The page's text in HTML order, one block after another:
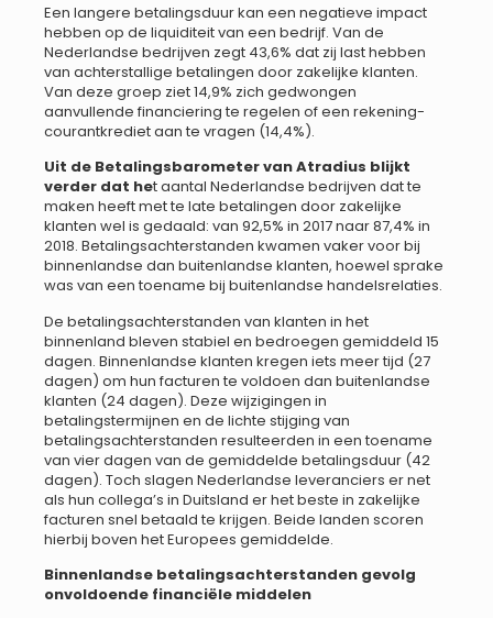
Een langere betalingsduur kan een negatieve impact
hebben op de liquiditeit van een bedrijf. Van de
Nederlandse bedrijven zegt 43,6% dat zij last hebben
van achterstallige betalingen door zakelijke klanten.
Van deze groep ziet 14,9% zich gedwongen
aanvullende financiering te regelen of een rekening-
courantkrediet aan te vragen (14,4%).
Uit de Betalingsbarometer van Atradius blijkt
verder dat het aantal Nederlandse bedrijven dat te
maken heeft met te late betalingen door zakelijke
klanten wel is gedaald: van 92,5% in 2017 naar 87,4% in
2018. Betalingsachterstanden kwamen vaker voor bij
binnenlandse dan buitenlandse klanten, hoewel sprake
was van een toename bij buitenlandse handelsrelaties.
De betalingsachterstanden van klanten in het
binnenland bleven stabiel en bedroegen gemiddeld 15
dagen. Binnenlandse klanten kregen iets meer tijd (27
dagen) om hun facturen te voldoen dan buitenlandse
klanten (24 dagen). Deze wijzigingen in
betalingstermijnen en de lichte stijging van
betalingsachterstanden resulteerden in een toename
van vier dagen van de gemiddelde betalingsduur (42
dagen). Toch slagen Nederlandse leveranciers er net
als hun collega’s in Duitsland er het beste in zakelijke
facturen snel betaald te krijgen. Beide landen scoren
hierbij boven het Europees gemiddelde.
Binnenlandse betalingsachterstanden gevolg
onvoldoende financiële middelen